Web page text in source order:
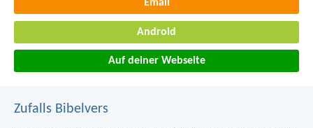
Email
Android
Auf deiner Webseite
Zufalls Bibelvers